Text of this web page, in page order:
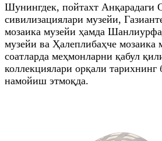
Шунингдек, пойтахт Анқарадаги
сивилизациялари музейи,
мозаика музейи ҳамда
музейи ва Ҳалеплибаҳче мозаика
соатларда меҳмонларни қабул
коллекциялари орқали тарихнинг
намойиш этмоқда.